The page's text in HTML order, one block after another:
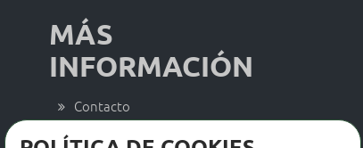
MÁS
INFORMACIÓN
Contacto